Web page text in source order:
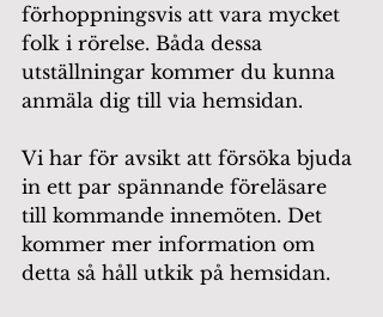
förhoppningsvis att vara mycket
folk i rörelse. Båda dessa
utställningar kommer du kunna
anmäla dig till via hemsidan.
Vi har för avsikt att försöka bjuda
in ett par spännande föreläsare
till kommande innemöten. Det
kommer mer information om
detta så håll utkik på hemsidan.